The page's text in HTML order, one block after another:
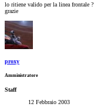
lo ritiene valido per la linea frontale ?
grazie
proxy
Amministratore
Staff
12 Febbraio 2003